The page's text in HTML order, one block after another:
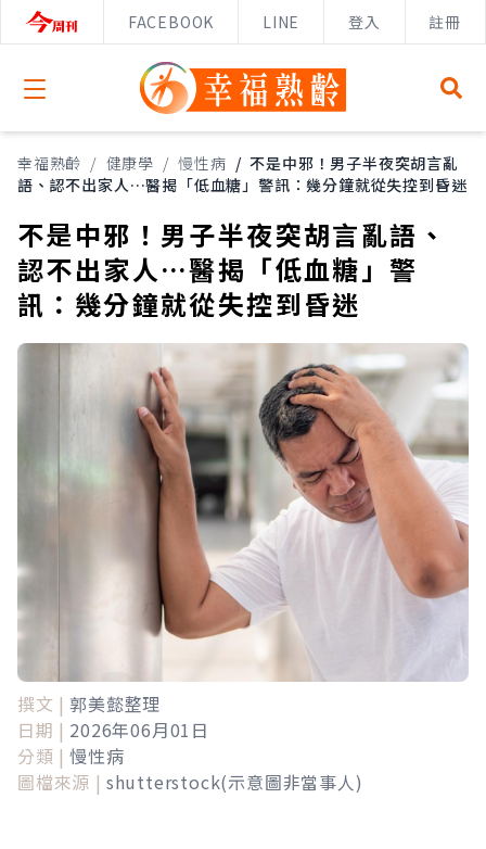
FACEBOOK LINE 登入 註冊
Open menu
幸福熟齡 / 健康學 / 慢性病 / 不是中邪！男子半夜突胡言亂
語、認不出家人…醫揭「低血糖」警訊：幾分鐘就從失控到昏迷
不是中邪！男子半夜突胡言亂語、
認不出家人…醫揭「低血糖」警
訊：幾分鐘就從失控到昏迷
撰文 | 郭美懿整理
日期 | 2026年06月01日
分類 | 慢性病
圖檔來源 | shutterstock(示意圖非當事人)